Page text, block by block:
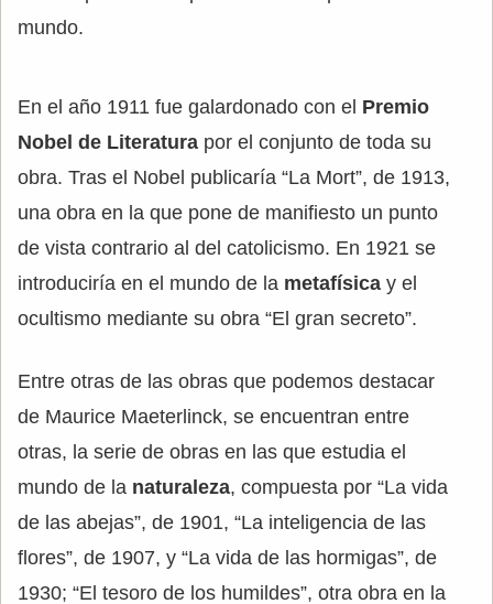
mundo.
En el año 1911 fue galardonado con el Premio
Nobel de Literatura por el conjunto de toda su
obra. Tras el Nobel publicaría “La Mort”, de 1913,
una obra en la que pone de manifiesto un punto
de vista contrario al del catolicismo. En 1921 se
introduciría en el mundo de la metafísica y el
ocultismo mediante su obra “El gran secreto”.
Entre otras de las obras que podemos destacar
de Maurice Maeterlinck, se encuentran entre
otras, la serie de obras en las que estudia el
mundo de la naturaleza, compuesta por “La vida
de las abejas”, de 1901, “La inteligencia de las
flores”, de 1907, y “La vida de las hormigas”, de
1930; “El tesoro de los humildes”, otra obra en la